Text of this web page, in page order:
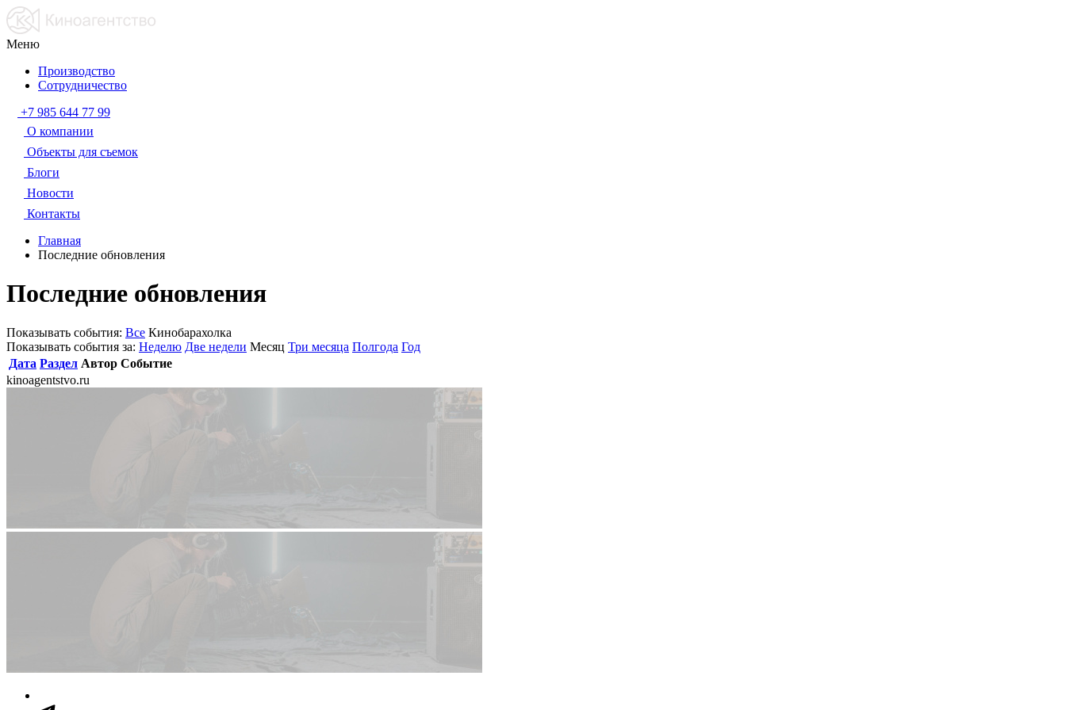
Меню
Производство
Сотрудничество
+7 985 644 77 99
О компании
Объекты для съемок
Блоги
Новости
Контакты
Главная
Последние обновления
Последние обновления
Показывать события: Все Кинобарахолка
Показывать события за: Неделю Две недели Месяц Три месяца Полгода Год
Дата Раздел Автор Событие
kinoagentstvo.ru